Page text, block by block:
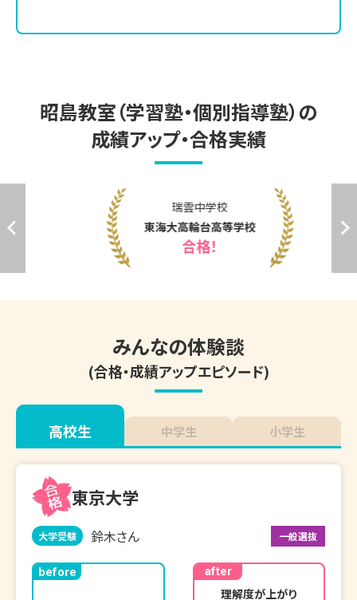
昭島教室（学習塾・個別指導塾）の
成績アップ・合格実績
瑞雲中学校
東海大高輪台高等学校
合格！
みんなの体験談
(合格・成績アップエピソード)
高校生 中学生 小学生
東京大学
大学受験 鈴木さん 一般選抜
before after
理解度が上がり